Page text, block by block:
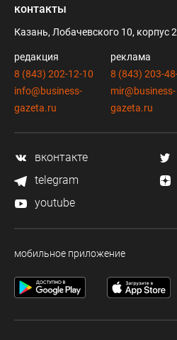
контакты
Казань, Лобачевского 10, корпус 2
редакция
8 (843) 202-12-10
info@business-
gazeta.ru
реклама
8 (843) 203-
mir@business-
gazeta.ru
вконтакте
telegram
youtube
мобильное приложение